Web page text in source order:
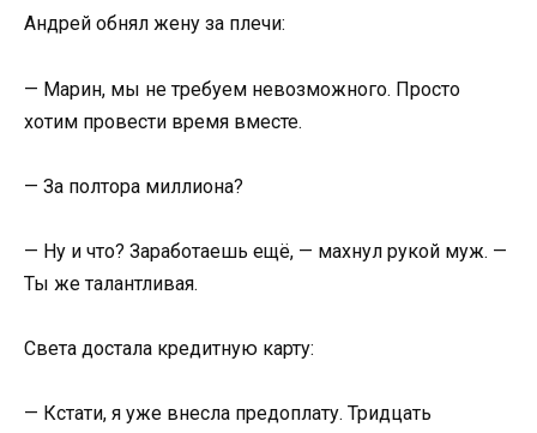
Андрей обнял жену за плечи:
— Марин, мы не требуем невозможного. Просто
хотим провести время вместе.
— За полтора миллиона?
— Ну и что? Заработаешь ещё, — махнул рукой муж. —
Ты же талантливая.
Света достала кредитную карту:
— Кстати, я уже внесла предоплату. Тридцать